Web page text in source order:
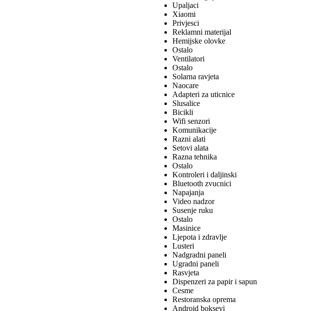
Upaljaci
Xiaomi
Privjesci
Reklamni materijal
Hemijske olovke
Ostalo
Ventilatori
Ostalo
Solarna ravjeta
Naocare
Adapteri za uticnice
Slusalice
Bicikli
Wifi senzori
Komunikacije
Razni alati
Setovi alata
Razna tehnika
Ostalo
Kontroleri i daljinski
Bluetooth zvucnici
Napajanja
Video nadzor
Susenje ruku
Ostalo
Masinice
Ljepota i zdravlje
Lusteri
Nadgradni paneli
Ugradni paneli
Rasvjeta
Dispenzeri za papir i sapun
Cesme
Restoranska oprema
Android boksevi